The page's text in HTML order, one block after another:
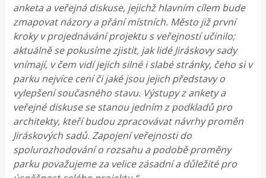
anketa a veřejná diskuse, jejichž hlavním cílem bude
zmapovat názory a přání místních. Město již první
kroky v projednávání projektu s veřejností učinilo;
aktuálně se pokusíme zjistit, jak lidé Jiráskovy sady
vnímají, v čem vidí jejich silné i slabé stránky, čeho si v
parku nejvíce cení či jaké jsou jejich představy o
vylepšení současného stavu. Výstupy z ankety a
veřejné diskuse se stanou jedním z podkladů pro
architekty, kteří budou zpracovávat návrhy proměn
Jiráskových sadů. Zapojení veřejnosti do
spolurozhodování o rozsahu a podobě proměny
parku považujeme za velice zásadní a důležité pro